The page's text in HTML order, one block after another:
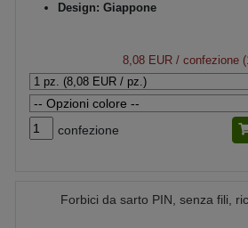
Design: Giappone
8,08 EUR / confezione
confezione
Forbici da sarto PIN, senza fili,